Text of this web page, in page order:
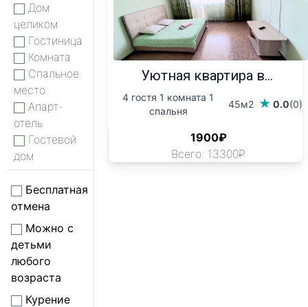
Дом
целиком
Гостиница
Комната
Спальное
место
Апарт-
отель
Гостевой
дом
Бесплатная
отмена
Можно с
детьми
любого
возраста
Курение
Уютная квартира в...
4 гостя 1 комната 1
спальня
45м2 0.0(0)
1900₽
Всего: 13300₽